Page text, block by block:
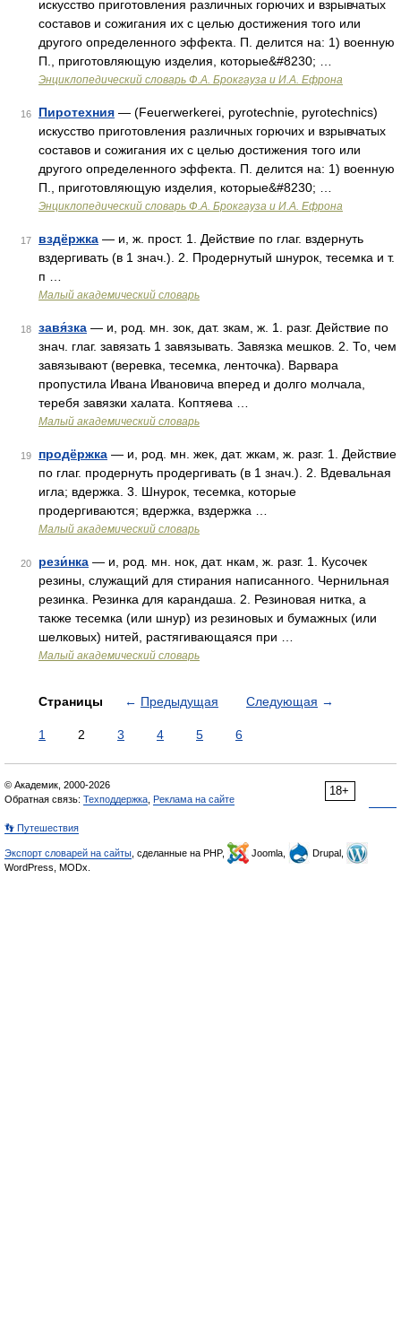
искусство приготовления различных горючих и взрывчатых
составов и сожигания их с целью достижения того или
другого определенного эффекта. П. делится на: 1) военную
П., приготовляющую изделия, которые&#8230; …
Энциклопедический словарь Ф.А. Брокгауза и И.А. Ефрона
16 Пиротехния — (Feuerwerkerei, pyrotechnie, pyrotechnics)
искусство приготовления различных горючих и взрывчатых
составов и сожигания их с целью достижения того или
другого определенного эффекта. П. делится на: 1) военную
П., приготовляющую изделия, которые&#8230; …
Энциклопедический словарь Ф.А. Брокгауза и И.А. Ефрона
17 вздёржка — и, ж. прост. 1. Действие по глаг. вздернуть
вздергивать (в 1 знач.). 2. Продернутый шнурок, тесемка и т.
п …
Малый академический словарь
18 завя́зка — и, род. мн. зок, дат. зкам, ж. 1. разг. Действие по
знач. глаг. завязать 1 завязывать. Завязка мешков. 2. То, чем
завязывают (веревка, тесемка, ленточка). Варвара
пропустила Ивана Ивановича вперед и долго молчала,
теребя завязки халата. Коптяева …
Малый академический словарь
19 продёржка — и, род. мн. жек, дат. жкам, ж. разг. 1. Действие
по глаг. продернуть продергивать (в 1 знач.). 2. Вдевальная
игла; вдержка. 3. Шнурок, тесемка, которые
продергиваются; вдержка, вздержка …
Малый академический словарь
20 рези́нка — и, род. мн. нок, дат. нкам, ж. разг. 1. Кусочек
резины, служащий для стирания написанного. Чернильная
резинка. Резинка для карандаша. 2. Резиновая нитка, а
также тесемка (или шнур) из резиновых и бумажных (или
шелковых) нитей, растягивающаяся при …
Малый академический словарь
Страницы ← Предыдущая Следующая →
1 2 3 4 5 6
18+
© Академик, 2000-2026
Обратная связь: Техподдержка Реклама на сайте
👣 Путешествия
Экспорт словарей на сайты , сделанные на PHP, Joomla,
Drupal,
WordPress, MODx.